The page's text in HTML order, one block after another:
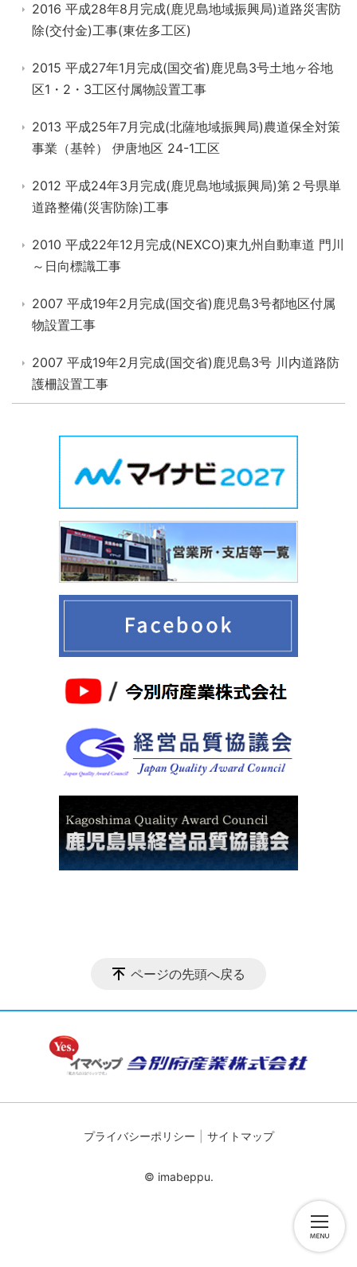
2016 平成28年8月完成(鹿児島地域振興局)道路災害防
除(交付金)工事(東佐多工区)
2015 平成27年1月完成(国交省)鹿児島3号土地ヶ谷地
区1・2・3工区付属物設置工事
2013 平成25年7月完成(北薩地域振興局)農道保全対策
事業（基幹） 伊唐地区 24-1工区
2012 平成24年3月完成(鹿児島地域振興局)第２号県単
道路整備(災害防除)工事
2010 平成22年12月完成(NEXCO)東九州自動車道 門川
～日向標識工事
2007 平成19年2月完成(国交省)鹿児島3号都地区付属
物設置工事
2007 平成19年2月完成(国交省)鹿児島3号 川内道路防
護柵設置工事
ページの先頭へ戻る
プライバシーポリシー サイトマップ
© imabeppu.